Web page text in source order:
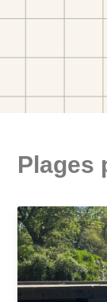
Plages